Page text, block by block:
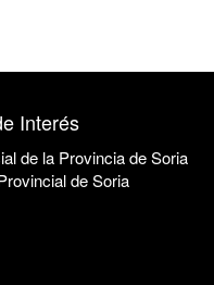
Interés
de la Provincia de Soria
de Soria